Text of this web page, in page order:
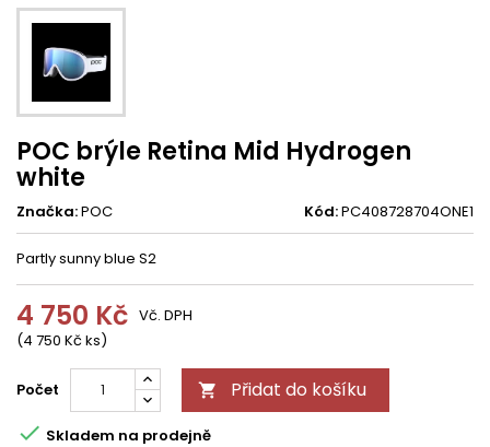
POC brýle Retina Mid Hydrogen
white
Značka:POC Kód:PC408728704ONE1
Partly sunny blue S2
4 750 Kč
(4 750 Kč ks)
Vč. DPH
Počet  Přidat do košíku
 Skladem na prodejně